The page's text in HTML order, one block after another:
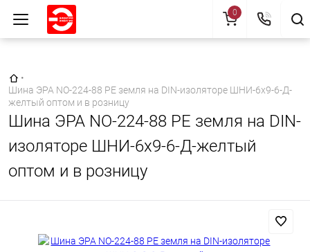
Главная страница
•
Шина ЭРА NO-224-88 PE земля на DIN-изоляторе ШНИ-6х9-6-Д-
желтый оптом и в розницу
Шина ЭРА NO-224-88 PE земля на DIN-
изоляторе ШНИ-6х9-6-Д-желтый
оптом и в розницу
0